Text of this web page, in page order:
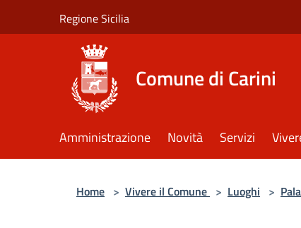
Regione Sicilia
Comune di Carini
Amministrazione Novità Servizi
Home > Vivere il Comune > Luoghi >